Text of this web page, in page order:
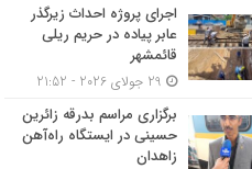
اجرای پروژه احداث زیرگذر
عابر پیاده در حریم ریلی
قائمشهر
برگزاری مراسم بدرقه زائرین
حسینی در ایستگاه راه‌آهن
زاهدان